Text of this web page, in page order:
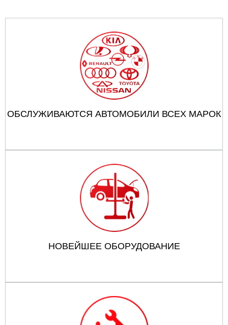
ОБСЛУЖИВАЮТСЯ АВТОМОБИЛИ ВСЕХ МАРОК
НОВЕЙШЕЕ ОБОРУДОВАНИЕ